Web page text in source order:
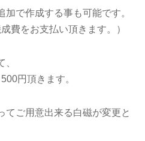
で作成する事も可能です。
費をお支払い頂きます。）
円頂きます。
てご用意出来る白磁が変更と